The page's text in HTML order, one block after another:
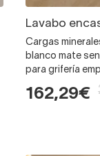
Lavabo
Cargas
blanco mate
para grifería
162,29€